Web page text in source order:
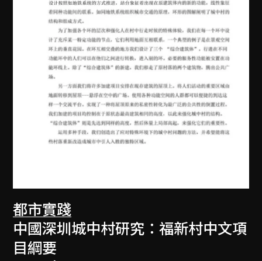
都市實踐
中國深圳城中村研究：福新村中文項
目綱要